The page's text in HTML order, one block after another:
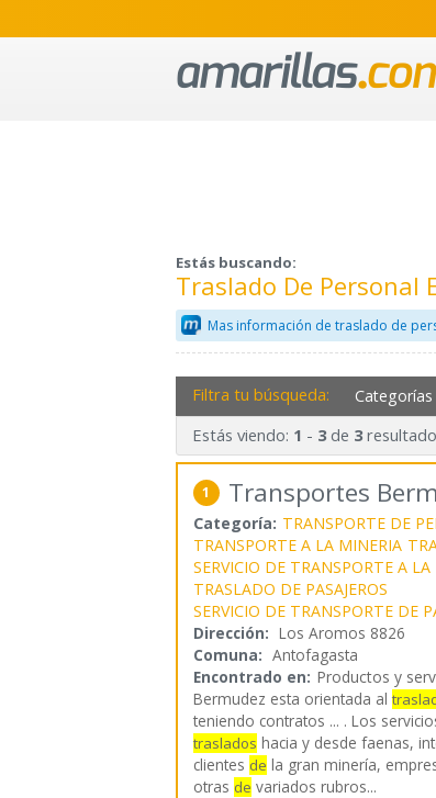
Estás buscando:
Traslado De Personal
Mas información de traslado de
Filtra tu búsqueda: Categorías
Estás viendo: 1 - 3de 3
1 Transportes
Categoría: TRANSPORTE DE
TRANSPORTE A LA MINERIA
SERVICIO DE TRANSPORTE A
TRASLADO DE PASAJEROS
SERVICIO DE TRANSPORTE DE
Dirección: Los Aromos 8826
Comuna: Antofagasta
Encontrado en: Productos y
Bermudez esta orientada al
teniendo contratos ... . Los
traslados hacia y desde faenas,
clientes de la gran minería,
otras de variados rubros...